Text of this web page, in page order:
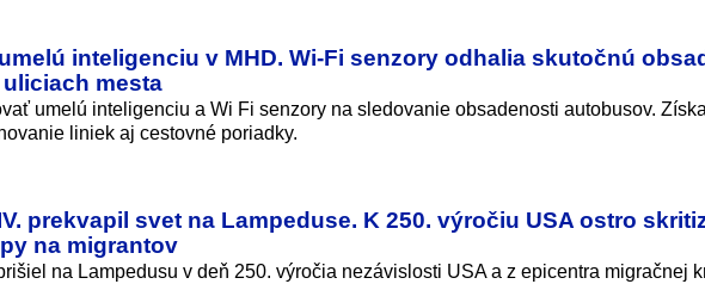
inteligenciu v MHD. Wi-Fi senzory odhalia skutočnú
mesta
umelú inteligenciu a Wi Fi senzory na sledovanie obsadenosti autobusov.
liniek aj cestovné poriadky.
prekvapil svet na Lampeduse. K 250. výročiu USA ostro
na migrantov
na Lampedusu v deň 250. výročia nezávislosti USA a z epicentra migračnej